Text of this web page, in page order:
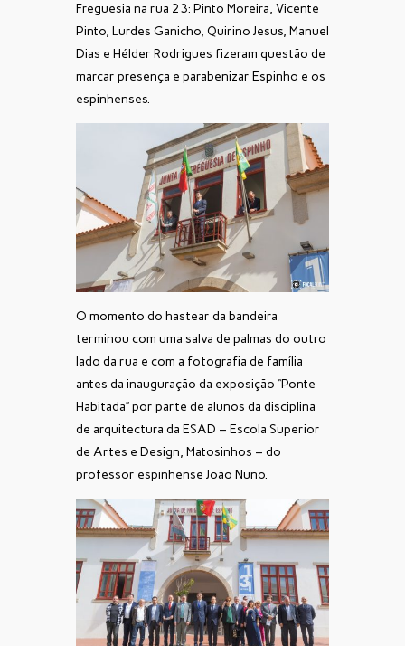
Freguesia na rua 23: Pinto Moreira, Vicente
Pinto, Lurdes Ganicho, Quirino Jesus, Manuel
Dias e Hélder Rodrigues fizeram questão de
marcar presença e parabenizar Espinho e os
espinhenses.
O momento do hastear da bandeira
terminou com uma salva de palmas do outro
lado da rua e com a fotografia de família
antes da inauguração da exposição “Ponte
Habitada” por parte de alunos da disciplina
de arquitectura da ESAD – Escola Superior
de Artes e Design, Matosinhos – do
professor espinhense João Nuno.